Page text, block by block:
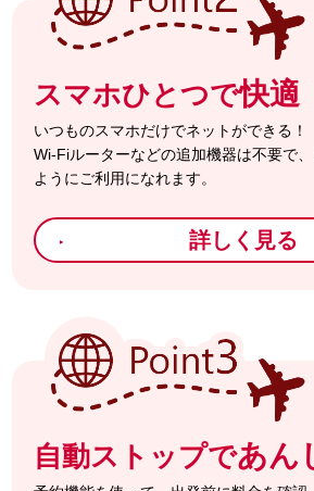
スマホひとつで快適
いつものスマホだけでネットができる！
Wi-Fiルーターなどの追加機器は不要で
ようにご利用になれます。
詳しく見る
自動ストップであん